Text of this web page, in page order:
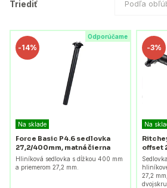
Triediť Podľa
Odporúčame
-14%
Na sklade
Force Basic P4.6 sedlovka
27,2/400mm, matná čierna
Hliníková sedlovka s dĺžkou 400 mm
a priemerom 27,2 mm.
-3%
Na
offset
27,2